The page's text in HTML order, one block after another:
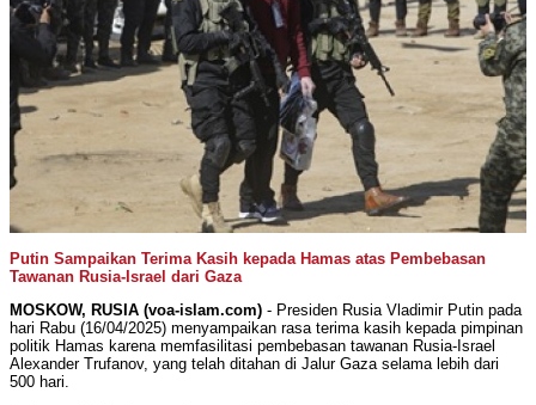
Putin Sampaikan Terima Kasih kepada Hamas atas Pembebasan
Tawanan Rusia-Israel dari Gaza
MOSKOW, RUSIA (voa-islam.com) - Presiden Rusia Vladimir Putin pada
hari Rabu (16/04/2025) menyampaikan rasa terima kasih kepada pimpinan
politik Hamas karena memfasilitasi pembebasan tawanan Rusia-Israel
Alexander Trufanov, yang telah ditahan di Jalur Gaza selama lebih dari
500 hari.